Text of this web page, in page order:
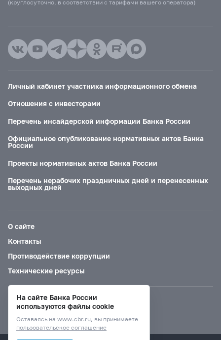
(круглосуточно, в соответствии с тарифами вашего оператора)
Личный кабинет участника информационного обмена
Отношения с инвесторами
Перечень инсайдерской информации Банка России
Официальное опубликование нормативных актов Банка
России
Проекты нормативных актов Банка России
Перечень нерабочих праздничных дней и перенесенных
выходных дней
О сайте
Контакты
Противодействие коррупции
Технические ресурсы
Версия для слабовидящих
На сайте Банка России
используются файлы cookie
Оставаясь на www.cbr.ru, вы принимаете
пользовательское соглашение